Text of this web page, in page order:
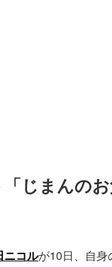
じまんのお
ニコルが10日、自身